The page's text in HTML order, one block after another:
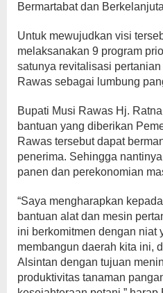
Bermartabat dan
Untuk mewujudkan visi
melaksanakan 9 program
satunya revitalisasi
Rawas sebagai lumbung
Bupati Musi Rawas Hj.
bantuan yang diberikan
Rawas tersebut dapat
penerima. Sehingga
panen dan perekonomian
“Saya mengharapkan
bantuan alat dan mesin
ini berkomitmen dengan niat
membangun daerah kita ini,
Alsintan dengan tujuan
produktivitas tanaman